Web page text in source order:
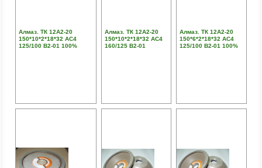
Алмаз. ТК 12А2-20
150*10*2*18*32 АС4
125/100 В2-01 100%
Алмаз. ТК 12А2-20
150*10*2*18*32 АС4
160/125 В2-01
Алмаз. ТК 12А2-20
150*6*2*18*32 АС4
125/100 В2-01 100%